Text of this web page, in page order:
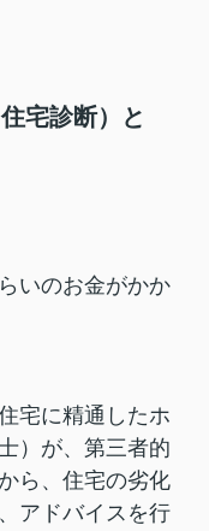
宅診断）と
いのお金がかか
宅に精通したホ
）が、第三者的
ら、住宅の劣化
アドバイスを行